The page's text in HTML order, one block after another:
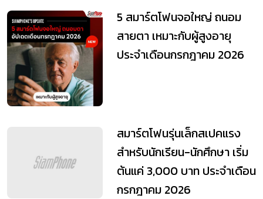
5 สมาร์ตโฟนจอใหญ่ ถนอม
สายตา เหมาะกับผู้สูงอายุ
ประจำเดือนกรกฎาคม 2026
สมาร์ตโฟนรุ่นเล็กสเปคแรง
สำหรับนักเรียน-นักศึกษา เริ่ม
ต้นแค่ 3,000 บาท ประจำเดือน
กรกฎาคม 2026